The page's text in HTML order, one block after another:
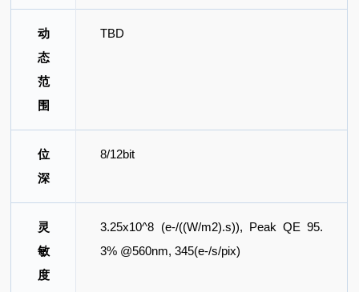
动
态
范
围
TBD
位
深
8/12bit
灵
敏
度
3.25x10^8 (e-/((W/m2).s)), Peak QE 95.
3% @560nm, 345(e-/s/pix)